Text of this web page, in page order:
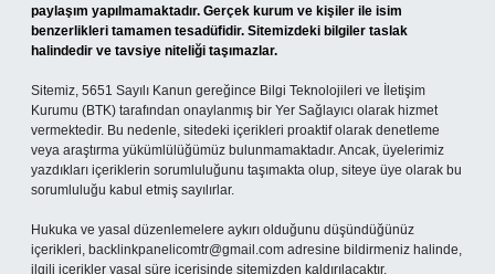
paylaşım yapılmamaktadır. Gerçek kurum ve kişiler ile isim
benzerlikleri tamamen tesadüfidir. Sitemizdeki bilgiler taslak
halindedir ve tavsiye niteliği taşımazlar.
Sitemiz, 5651 Sayılı Kanun gereğince Bilgi Teknolojileri ve İletişim
Kurumu (BTK) tarafından onaylanmış bir Yer Sağlayıcı olarak hizmet
vermektedir. Bu nedenle, sitedeki içerikleri proaktif olarak denetleme
veya araştırma yükümlülüğümüz bulunmamaktadır. Ancak, üyelerimiz
yazdıkları içeriklerin sorumluluğunu taşımakta olup, siteye üye olarak bu
sorumluluğu kabul etmiş sayılırlar.
Hukuka ve yasal düzenlemelere aykırı olduğunu düşündüğünüz
içerikleri, backlinkpanelicomtr@gmail.com adresine bildirmeniz halinde,
ilgili içerikler yasal süre içerisinde sitemizden kaldırılacaktır.